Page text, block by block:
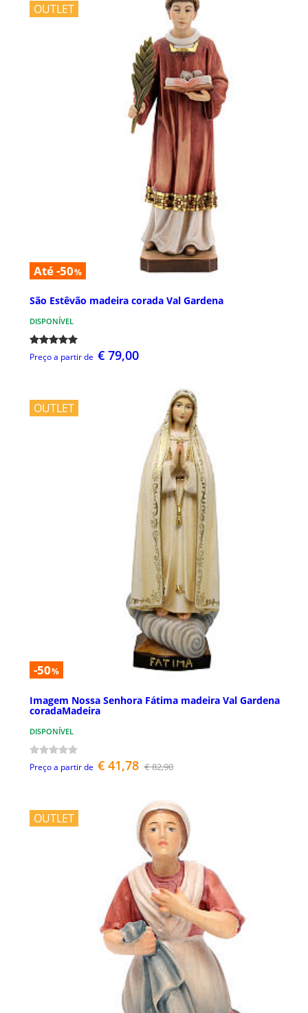
OUTLET
Até -50%
São Estêvão madeira corada Val Gardena
DISPONÍVEL
Preço a partir de € 79,00
OUTLET
-50%
Imagem Nossa Senhora Fátima madeira Val Gardena
coradaMadeira
DISPONÍVEL
Preço a partir de € 41,78 € 82,90
OUTLET